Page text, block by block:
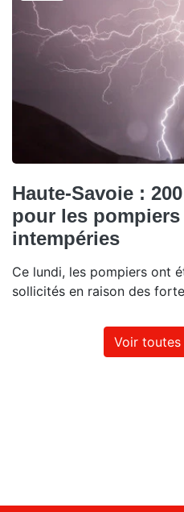
Haute-Savoie :
pour les pompiers
intempéries
Ce lundi, les pompiers ont
sollicités en raison des
Voir